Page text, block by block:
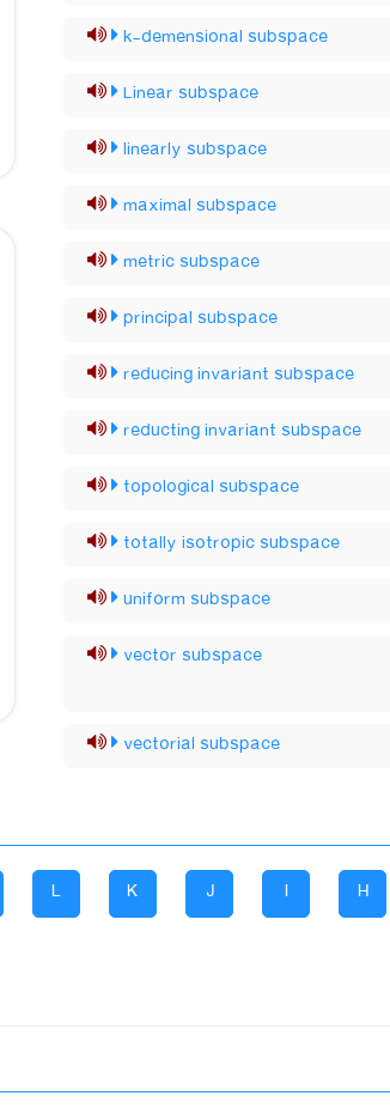
k-demensional subspace
Linear subspace
linearly subspace
maximal subspace
metric subspace
principal subspace
reducing invariant subspace
reducting invariant subspace
topological subspace
totally isotropic subspace
uniform subspace
vector subspace
vectorial subspace
H
I
J
K
L